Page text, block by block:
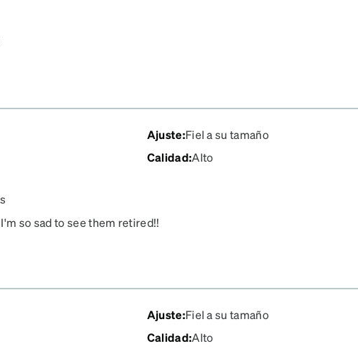
Ajuste:Fiel a su tamaño
Calidad:Alto
so sad to see them retired!!
Ajuste:Fiel a su tamaño
Calidad:Alto